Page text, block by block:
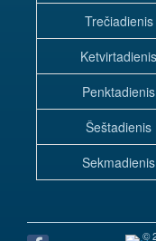
Trečiadienis
Ketvirtadienis
Penktadienis
Šeštadienis
Sekmadienis
©